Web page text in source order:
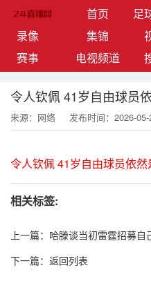
首页(current)
足
录像
集锦
赛事
电视频道
令人钦佩 41岁自由球员
来源：网络 发布时间：2026-05-
令人钦佩 41岁自由球员依然
相关标签:
上一篇： 哈滕谈当初雷霆招募自
下一篇： 返回列表